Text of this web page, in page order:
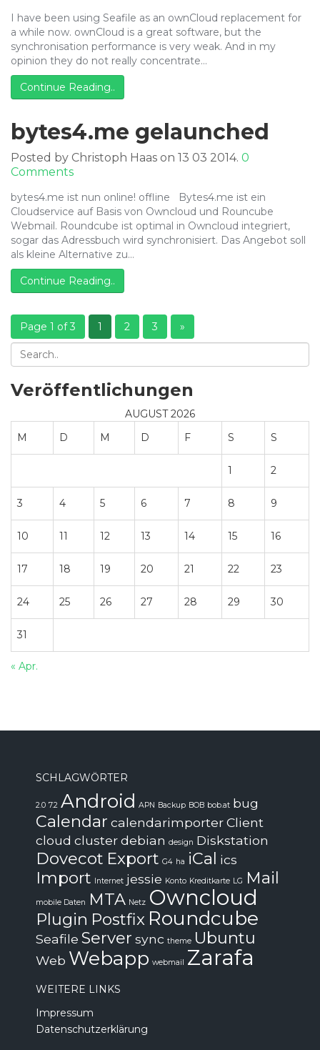
Client
on
Synology
Diskstation
I have been using Seafile as an ownCloud replacement for
a while now. ownCloud is a great software, but the
synchronisation performance is very weak. And in my
opinion they do not really concentrate…
Continue Reading..
bytes4.me gelaunched
Posted by Christoph Haas on 13 03 2014. 0
Comments
bytes4.me ist nun online! offline Bytes4.me ist ein
Cloudservice auf Basis von Owncloud und Rouncube
Webmail. Roundcube ist optimal in Owncloud integriert,
sogar das Adressbuch wird synchronisiert. Das Angebot soll
als kleine Alternative zu…
Continue Reading..
Page 1 of 3 1 2 3 »
Veröffentlichungen
AUGUST 2026
M
D M D F S S
1 2
3 4 5 6 7 8 9
10 11 12 13 14 15 16
17 18 19 20 21 22 23
24 25 26 27 28 29 30
31
« Apr.
SCHLAGWÖRTER
2.0 7.2 Android APN Backup BOB bob.at bug
Calendar calendarimporterClient
cloud clusterdebian design Diskstation
Dovecot Export G4 ha iCal ics
Import Internet jessie Konto Kreditkarte LG Mail
mobile Daten MTA Netz Owncloud
Plugin Postfix Roundcube
Seafile Server sync theme Ubuntu
Web Webapp webmail Zarafa
WEITERE LINKS
Impressum
Datenschutzerklärung